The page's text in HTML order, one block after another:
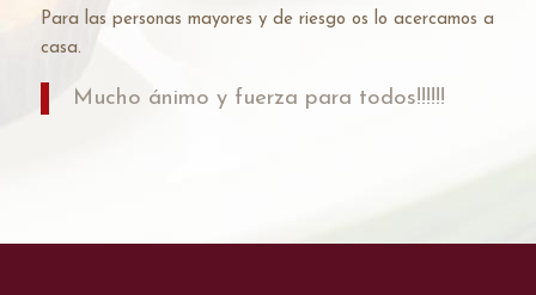
Para las personas mayores y de riesgo os lo acercamos a
casa.
Mucho ánimo y fuerza para todos!!!!!!